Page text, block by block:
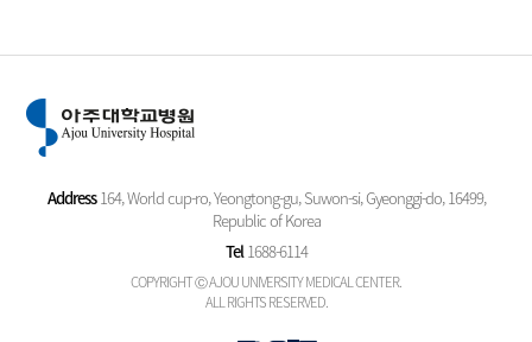
Address 164, World cup-ro, Yeongtong-gu, Suwon-si, Gyeonggi-do, 16499,
Republic of Korea
Tel1688-6114
COPYRIGHT Ⓒ AJOU UNIVERSITY MEDICAL CENTER.
ALL RIGHTS RESERVED.